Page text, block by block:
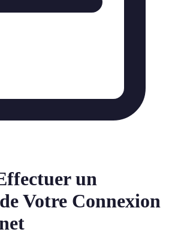
un
Votre Connexion